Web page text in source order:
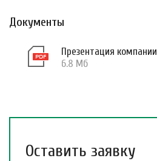
Документы
Презентация компании
6.8 Мб
Оставить заявку